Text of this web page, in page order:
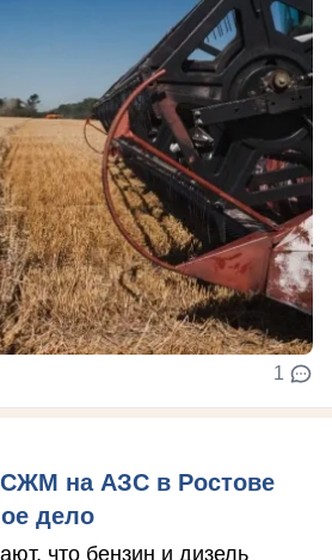
1
СЖМ на АЗС в Ростове
дело
что бензин и дизель